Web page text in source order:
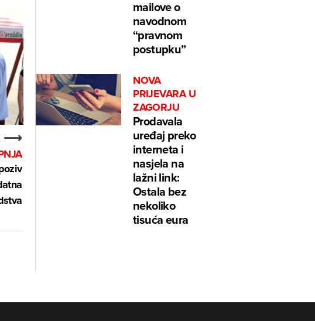
⟶
mailove o
navodnom
“pravnom
postupku”
NOVA
PRIJEVARA U
ZAGORJU
Prodavala
uređaj preko
interneta i
nasjela na
lažni link:
Ostala bez
nekoliko
tisuća eura